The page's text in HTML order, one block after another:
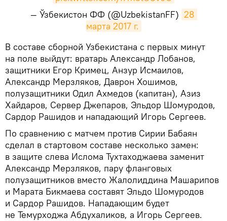
— Ўзбекистон ФФ (@UzbekistanFF) 28
марта 2017 г.
В составе сборной Узбекистана с первых минут
на поле выйдут: вратарь Александр Лобанов,
защитники Егор Кримец, Анзур Исмаилов,
Александр Мерзляков, Даврон Хошимов,
полузащитники Одил Ахмедов (капитан), Азиз
Хайдаров, Сервер Джепаров, Эльдор Шомуродов,
Сардор Рашидов и нападающий Игорь Сергеев.
По сравнению с матчем против Сирии Бабаян
сделал в стартовом составе несколько замен:
в защите слева Ислома Тухтаходжаева заменит
Александр Мерзляков, пару фланговых
полузащитников вместо Жалолиддина Машарипов
и Марата Бикмаева составят Эльдо Шомуродов
и Сардор Рашидов. Нападающим будет
не Темурходжа Абдухаликов, а Игорь Сергеев.